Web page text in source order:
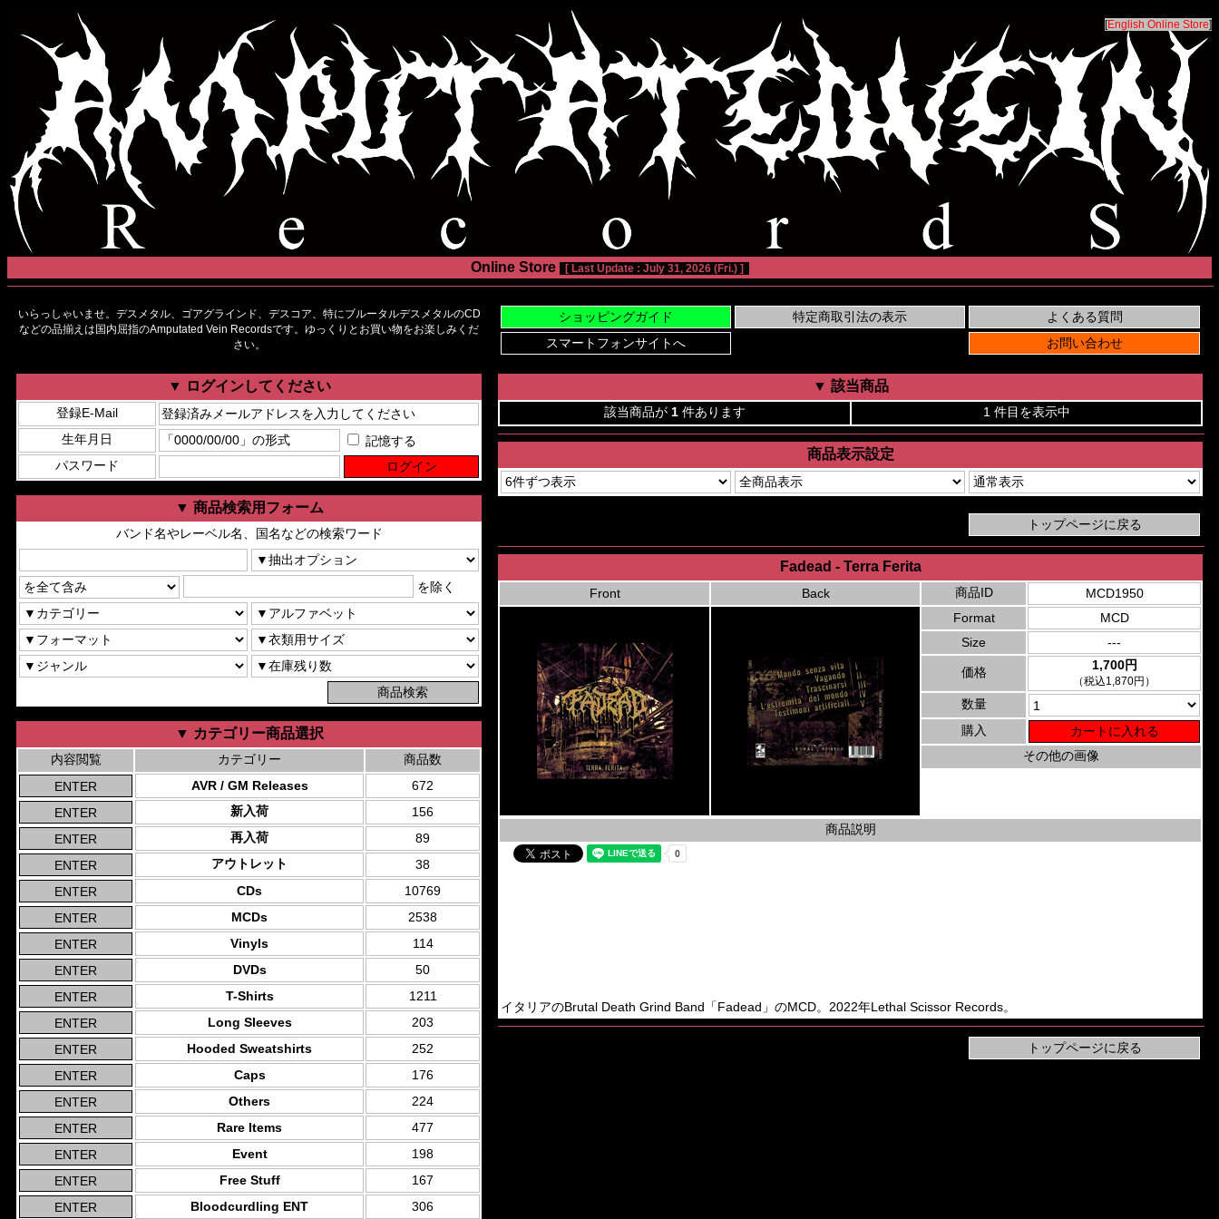
[English Online Store]
Online Store [ Last Update : July 31, 2026 (Fri.) ]
いらっしゃいませ。デスメタル、ゴアグラインド、デスコア、特にブルータルデスメタルのCD
などの品揃えは国内屈指のAmputated Vein Recordsです。ゆっくりとお買い物をお楽しみくだ
さい。
▼ ログインしてください
登録E-Mail
生年月日
記憶する
パスワード
▼ 商品検索用フォーム
バンド名やレーベル名、国名などの検索ワード
を除く
▼ カテゴリー商品選択
内容閲覧 カテゴリー
商品数
AVR / GM Releases
672
新入荷
156
再入荷
89
アウトレット
38
CDs
10769
MCDs
2538
Vinyls
114
DVDs
50
T-Shirts
1211
Long Sleeves
203
Hooded Sweatshirts
252
Caps
176
Others
224
Rare Items
477
Event
198
Free Stuff
167
Bloodcurdling ENT
306
▼ 該当商品
該当商品が 1 件あります 1 件目を表示中
商品表示設定
Fadead - Terra Ferita
Front Back 商品ID
MCD1950
Format
MCD
Size
---
価格 1,700円
（税込1,870円）
数量
購入
その他の画像
商品説明
イタリアのBrutal Death Grind Band「Fadead」のMCD。2022年Lethal Scissor Records。